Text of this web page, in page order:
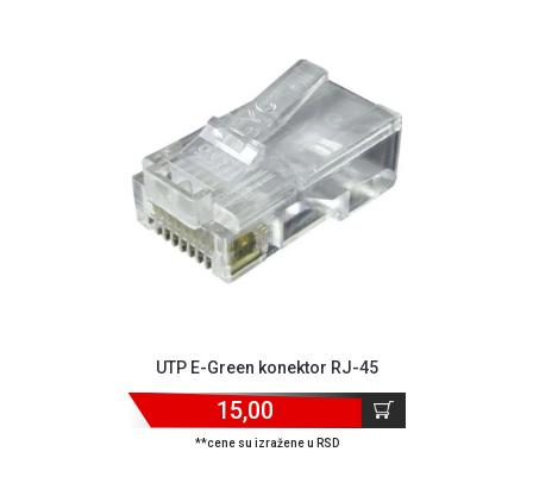
UTP E-Green konektor RJ-45
15,00
**cene su izražene u RSD